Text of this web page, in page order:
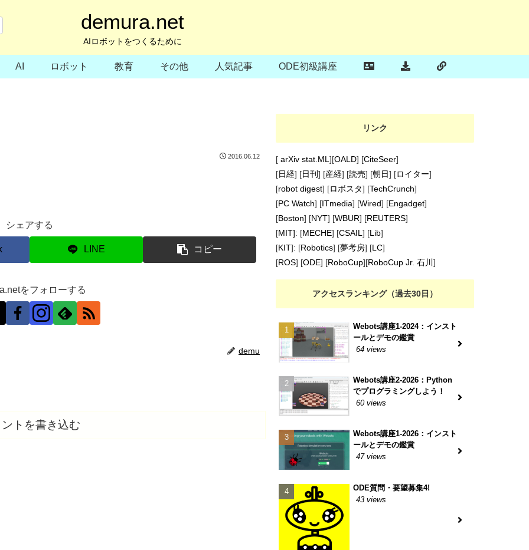
demura.net
AIロボットをつくるために
AI ロボット 教育 その他 人気記事 ODE初級講座
2016.06.12
シェアする
LINE コピー
をフォローする
demu
ントを書き込む
リンク
[ arXiv stat.ML ][OALD] [CiteSeer]
[日経] [日刊 ] [産経] [読売] [朝日] [ロイター]
[robot digest] [ロボスタ] [TechCrunch]
[PC Watch] [ITmedia] [Wired] [Engadget]
[Boston] [NYT] [WBUR] [REUTERS]
[MIT]: [MECHE] [CSAIL ] [Lib]
[KIT]: [Robotics] [夢考房] [LC]
[ROS] [ODE] [RoboCup][RoboCup Jr. 石川 ]
アクセスランキング（過去30日）
Webots講座1-2024：インスト
ールとデモの鑑賞
64 views
Webots講座2-2026：Python
でプログラミングしよう！
60 views
Webots講座1-2026：インスト
ールとデモの鑑賞
47 views
ODE質問・要望募集4!
43 views